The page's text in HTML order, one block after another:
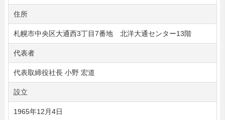
住所
札幌市中央区大通西3丁目7番地 北洋大通センター13階
代表者
代表取締役社長 小野 宏道
設立
1965年12月4日